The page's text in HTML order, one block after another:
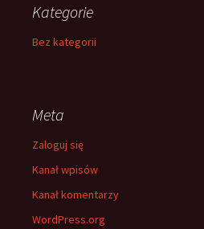
Kategorie
Bez kategorii
Meta
Zaloguj się
Kanał wpisów
Kanał komentarzy
WordPress.org